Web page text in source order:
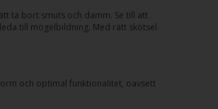
ta bort smuts och damm. Se till att
till mögelbildning. Med rätt skötsel
och optimal funktionalitet, oavsett